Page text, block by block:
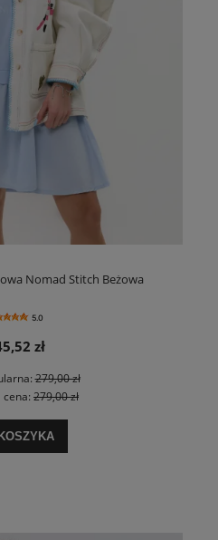
Nomad Stitch Beżowa
5.0
zł
279,00 zł
cena: 279,00 zł